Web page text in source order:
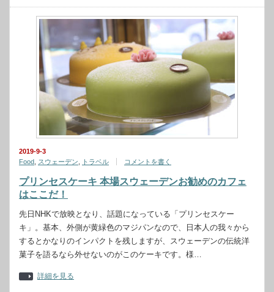
2019-9-3
Food スウェーデン トラベル コメントを書く
プリンセスケーキ 本場スウェーデンお勧めのカフェ
はここだ！
先日NHKで放映となり、話題になっている「プリンセスケー
キ」。基本、外側が黄緑色のマジパンなので、日本人の我々から
するとかなりのインパクトを残しますが、スウェーデンの伝統洋
菓子を語るなら外せないのがこのケーキです。様…
詳細を見る